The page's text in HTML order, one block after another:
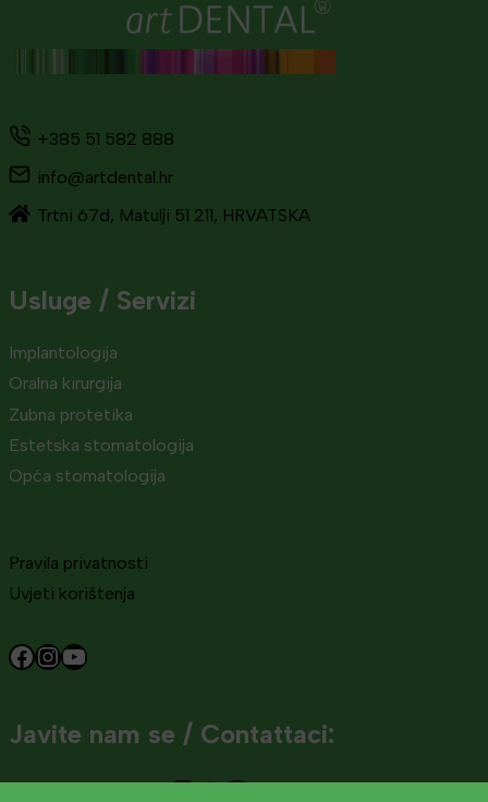
+385 51 582 888
info@artdental.hr
Trtni 67d, Matulji 51 211, HRVATSKA
Usluge / Servizi
Implantologija
Oralna kirurgija
Zubna protetika
Estetska stomatologija
Opća stomatologija
Pravila privatnosti
Uvjeti korištenja
Facebook
Instagram
YouTube
Javite nam se / Contattaci: